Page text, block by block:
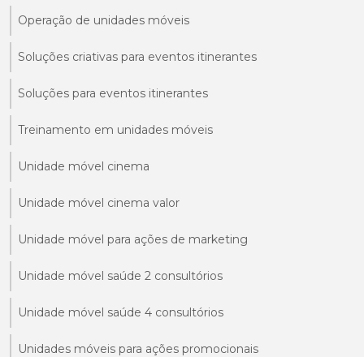
Operação de unidades móveis
Soluções criativas para eventos itinerantes
Soluções para eventos itinerantes
Treinamento em unidades móveis
Unidade móvel cinema
Unidade móvel cinema valor
Unidade móvel para ações de marketing
Unidade móvel saúde 2 consultórios
Unidade móvel saúde 4 consultórios
Unidades móveis para ações promocionais